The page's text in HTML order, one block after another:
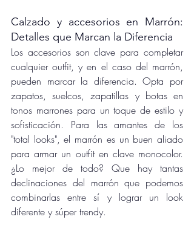
Calzado y accesorios en Marrón:
Detalles que Marcan la Diferencia
Los accesorios son clave para completar
cualquier outfit, y en el caso del marrón,
pueden marcar la diferencia. Opta por
zapatos, suelcos, zapatillas y botas en
tonos marrones para un toque de estilo y
sofisticación. Para las amantes de los
"total looks", el marrón es un buen aliado
para armar un outfit en clave monocolor.
¿Lo mejor de todo? Que hay tantas
declinaciones del marrón que podemos
combinarlas entre sí y lograr un look
diferente y súper trendy.